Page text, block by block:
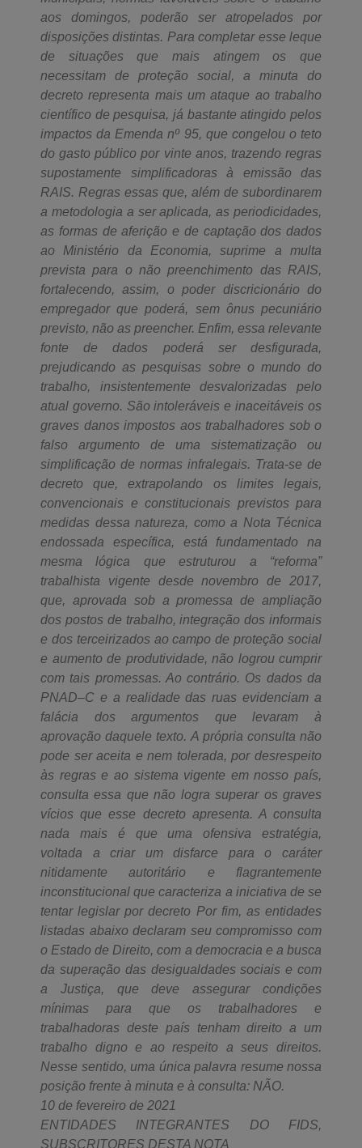
aos domingos, poderão ser atropelados por
disposições distintas. Para completar esse leque
de situações que mais atingem os que
necessitam de proteção social, a minuta do
decreto representa mais um ataque ao trabalho
científico de pesquisa, já bastante atingido pelos
impactos da Emenda nº 95, que congelou o teto
do gasto público por vinte anos, trazendo regras
supostamente simplificadoras à emissão das
RAIS. Regras essas que, além de subordinarem
a metodologia a ser aplicada, as periodicidades,
as formas de aferição e de captação dos dados
ao Ministério da Economia, suprime a multa
prevista para o não preenchimento das RAIS,
fortalecendo, assim, o poder discricionário do
empregador que poderá, sem ônus pecuniário
previsto, não as preencher. Enfim, essa relevante
fonte de dados poderá ser desfigurada,
prejudicando as pesquisas sobre o mundo do
trabalho, insistentemente desvalorizadas pelo
atual governo. São intoleráveis e inaceitáveis os
graves danos impostos aos trabalhadores sob o
falso argumento de uma sistematização ou
simplificação de normas infralegais. Trata-se de
decreto que, extrapolando os limites legais,
convencionais e constitucionais previstos para
medidas dessa natureza, como a Nota Técnica
endossada específica, está fundamentado na
mesma lógica que estruturou a “reforma”
trabalhista vigente desde novembro de 2017,
que, aprovada sob a promessa de ampliação
dos postos de trabalho, integração dos informais
e dos terceirizados ao campo de proteção social
e aumento de produtividade, não logrou cumprir
com tais promessas. Ao contrário. Os dados da
PNAD–C e a realidade das ruas evidenciam a
falácia dos argumentos que levaram à
aprovação daquele texto. A própria consulta não
pode ser aceita e nem tolerada, por desrespeito
às regras e ao sistema vigente em nosso país,
consulta essa que não logra superar os graves
vícios que esse decreto apresenta. A consulta
nada mais é que uma ofensiva estratégia,
voltada a criar um disfarce para o caráter
nitidamente autoritário e flagrantemente
inconstitucional que caracteriza a iniciativa de se
tentar legislar por decreto Por fim, as entidades
listadas abaixo declaram seu compromisso com
o Estado de Direito, com a democracia e a busca
da superação das desigualdades sociais e com
a Justiça, que deve assegurar condições
mínimas para que os trabalhadores e
trabalhadoras deste país tenham direito a um
trabalho digno e ao respeito a seus direitos.
Nesse sentido, uma única palavra resume nossa
posição frente à minuta e à consulta: NÃO.
10 de fevereiro de 2021
ENTIDADES INTEGRANTES DO FIDS,
SUBSCRITORES DESTA NOTA